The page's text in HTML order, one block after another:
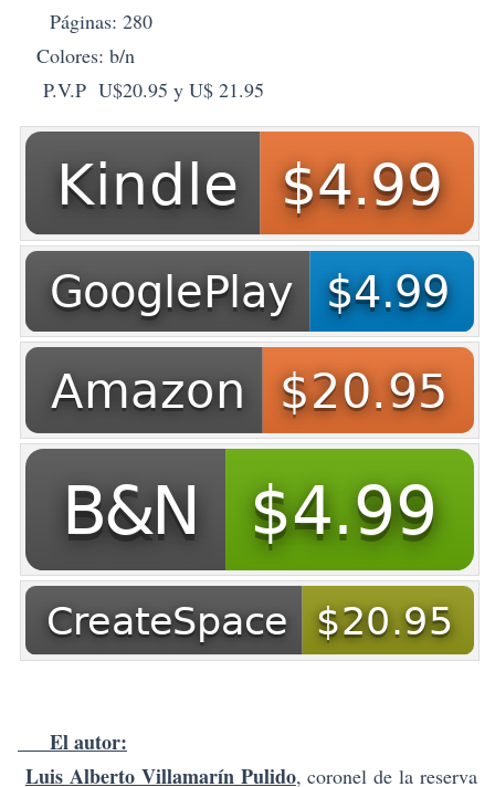
Páginas: 280
Colores: b/n
P.V.P U$20.95 y U$ 21.95
El autor:
Luis Alberto Villamarín Pulido, coronel de la reserva